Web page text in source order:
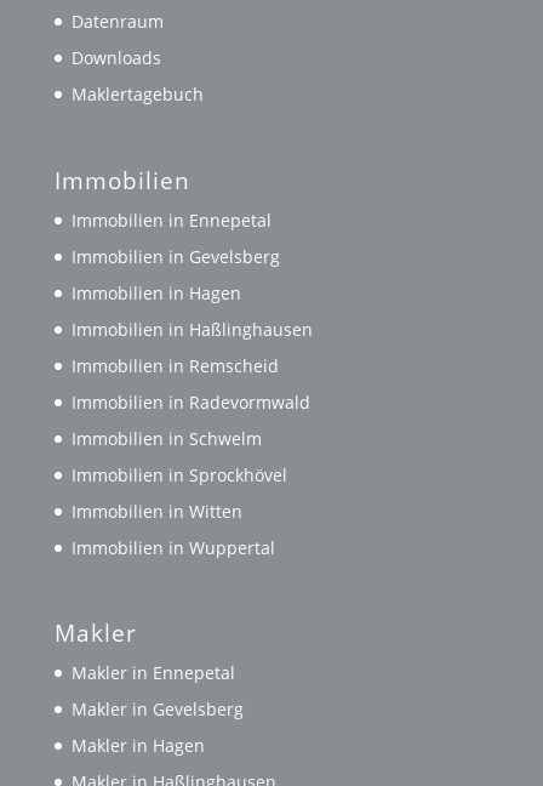
Datenraum
Downloads
Maklertagebuch
Immobilien
Immobilien in Ennepetal
Immobilien in Gevelsberg
Immobilien in Hagen
Immobilien in Haßlinghausen
Immobilien in Remscheid
Immobilien in Radevormwald
Immobilien in Schwelm
Immobilien in Sprockhövel
Immobilien in Witten
Immobilien in Wuppertal
Makler
Makler in Ennepetal
Makler in Gevelsberg
Makler in Hagen